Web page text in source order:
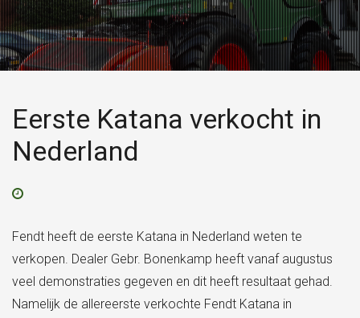
Eerste Katana verkocht in
Nederland
Fendt heeft de eerste Katana in Nederland weten te
verkopen. Dealer Gebr. Bonenkamp heeft vanaf augustus
veel demonstraties gegeven en dit heeft resultaat gehad.
Namelijk de allereerste verkochte Fendt Katana in